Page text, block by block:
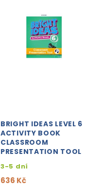
BRIGHT IDEAS LEVEL 6
ACTIVITY BOOK
CLASSROOM
PRESENTATION TOOL
3-5 dní
636 Kč